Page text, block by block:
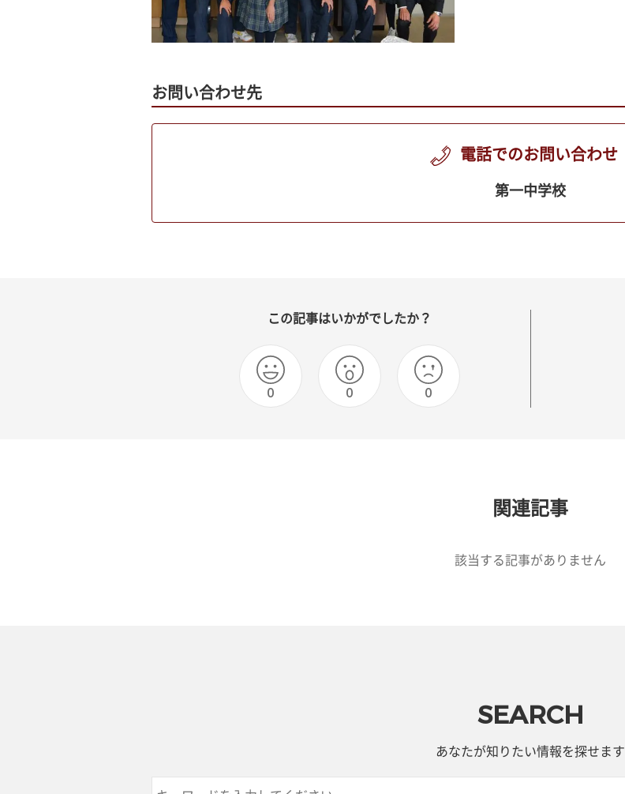
お問い合わせ先
電話でのお問い合わせ
第一中学校
この記事はいかがでしたか？
0 0 0
関連記事
該当する記事がありません
SEARCH
あなたが知りたい情報を探せます